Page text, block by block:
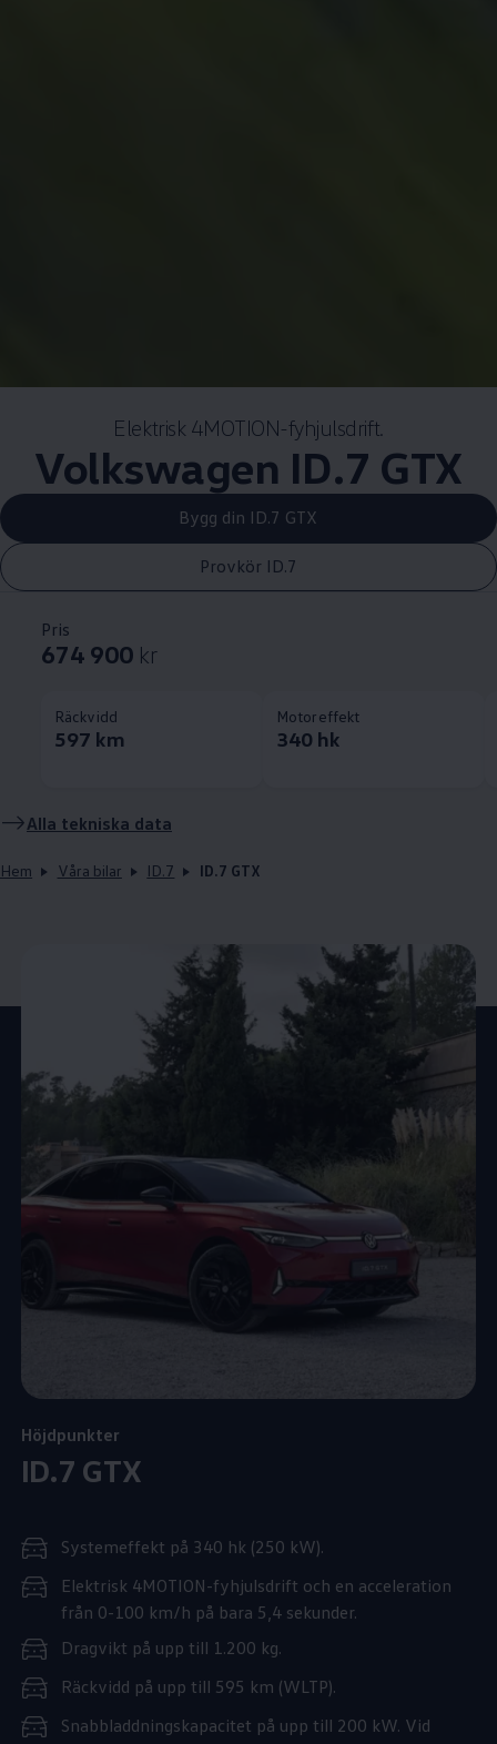
Elektrisk 4MOTION-fyhjulsdrift.
Volkswagen ID.7 GTX
Bygg din ID.7 GTX
Provkör ID.7
Pris
674 900 kr
Räckvidd
597 km
Motoreffekt
340 hk
Alla tekniska data
Hem Våra bilar ID.7 ID.7 GTX
Höjdpunkter
ID.7 GTX
Systemeffekt på 340 hk (250 kW).
Elektrisk 4MOTION-fyhjulsdrift och en acceleration
från 0-100 km/h på bara 5,4 sekunder.
Dragvikt på upp till 1.200 kg.
Räckvidd på upp till 595 km (WLTP).
Snabbladdningskapacitet på upp till 200 kW. Vid